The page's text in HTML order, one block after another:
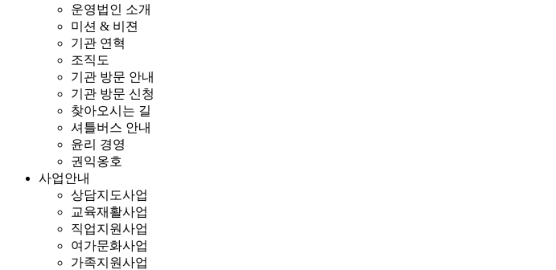
운영법인 소개
미션 & 비젼
기관 연혁
조직도
기관 방문 안내
기관 방문 신청
찾아오시는 길
셔틀버스 안내
윤리 경영
권익옹호
사업안내
상담지도사업
교육재활사업
직업지원사업
여가문화사업
가족지원사업